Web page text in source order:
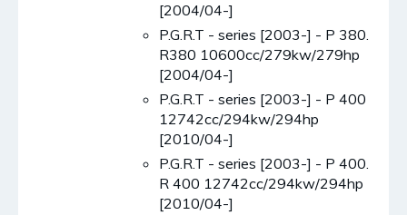
[2004/04-]
P.G.R.T - series [2003-] - P 380.
R380 10600cc/279kw/279hp
[2004/04-]
P.G.R.T - series [2003-] - P 400
12742cc/294kw/294hp
[2010/04-]
P.G.R.T - series [2003-] - P 400.
R 400 12742cc/294kw/294hp
[2010/04-]